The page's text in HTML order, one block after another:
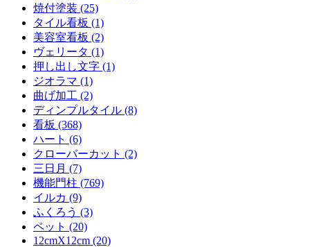
焼付塗装 (25)
タイル看板 (1)
美容室看板 (2)
ヴェリータ (1)
押し出し文字 (1)
ジオラマ (1)
曲げ加工 (2)
ディンプルタイル (8)
看板 (368)
ハート (6)
クローバーカット (2)
三日月 (7)
機能門柱 (769)
イルカ (9)
ふくろう (3)
ペット (20)
12cmX12cm (20)